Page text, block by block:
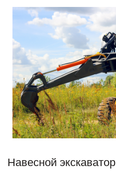
Навесной экскаватор